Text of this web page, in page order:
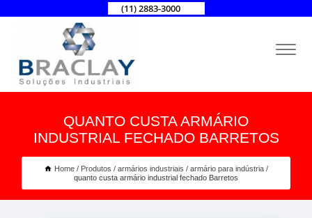
(11) 2883-3000
QUANTO CUSTA ARMÁRIO
INDUSTRIAL FECHADO BARRETOS
Home Produtos armários industriais
armário para indústria
quanto custa armário industrial fechado Barretos